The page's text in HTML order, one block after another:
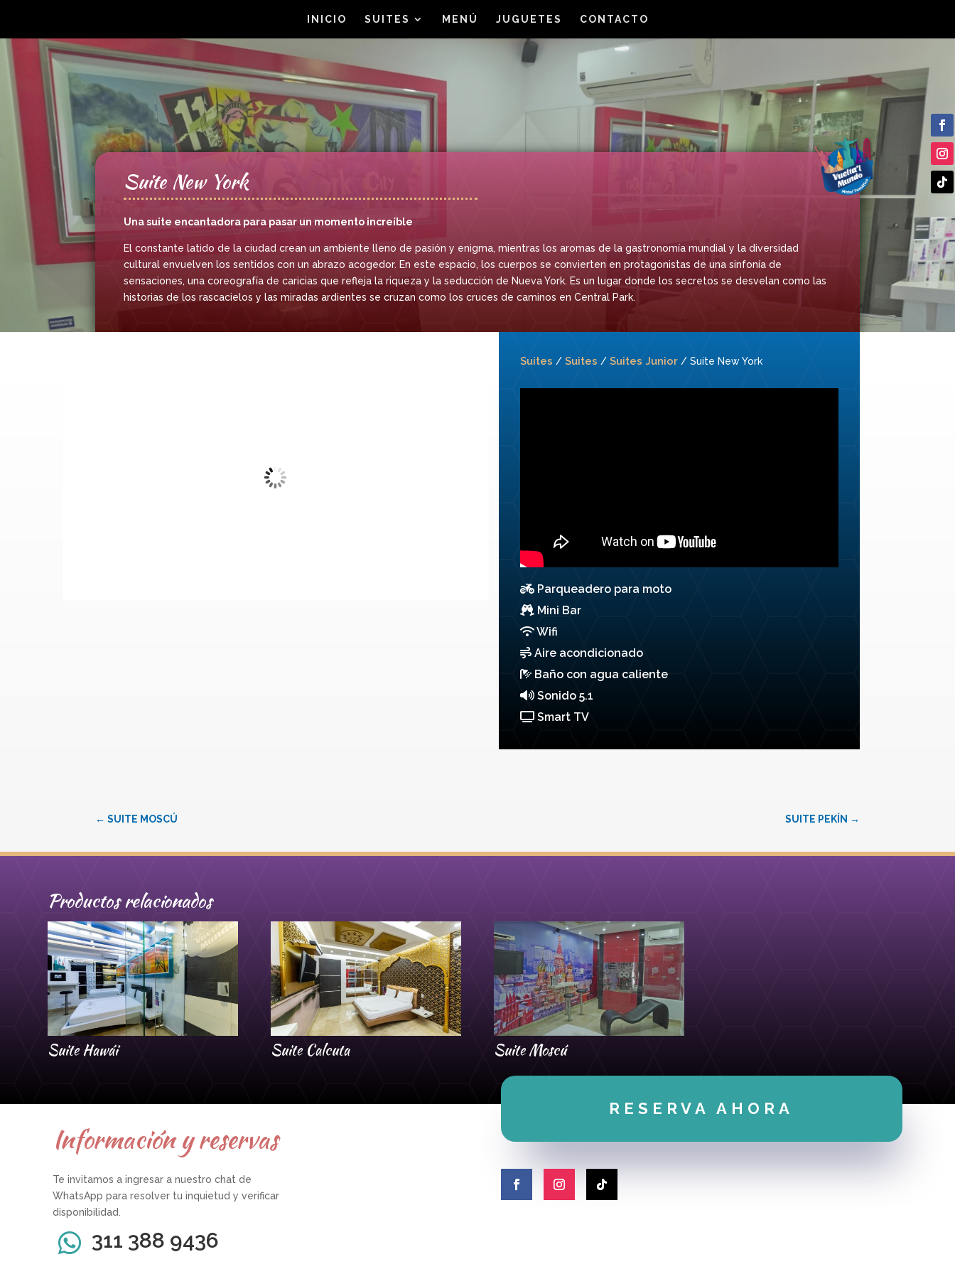
INICIO SUITES MENÚ JUGUETES CONTACTO
Suite New York
Una suite encantadora para pasar un momento increíble
El constante latido de la ciudad crean un ambiente lleno de pasión y enigma, mientras los aromas de la gastronomía mundial y la diversidad
cultural envuelven los sentidos con un abrazo acogedor. En este espacio, los cuerpos se convierten en protagonistas de una sinfonía de
sensaciones, una coreografía de caricias que refleja la riqueza y la seducción de Nueva York. Es un lugar donde los secretos se desvelan como las
historias de los rascacielos y las miradas ardientes se cruzan como los cruces de caminos en Central Park.
Suites / Suites / Suites Junior/ Suite New York
Parqueadero para moto
Mini Bar
Wifi
Aire acondicionado
Baño con agua caliente
Sonido 5.1
Smart TV
←SUITE MOSCÚ SUITE PEKÍN →
Productos relacionados
Suite Hawái Suite Calcuta Suite Moscú
Información y reservas
Te invitamos a ingresar a nuestro chat de
WhatsApp para resolver tu inquietud y verificar
disponibilidad.
 311 388 9436
RESERVA AHORA